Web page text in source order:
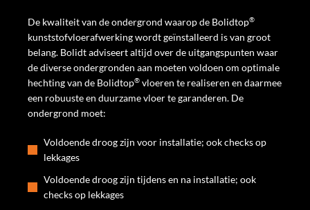
De kwaliteit van de ondergrond waarop de Bolidtop®
kunststofvloerafwerking wordt geïnstalleerd is van groot
belang. Bolidt adviseert altijd over de uitgangspunten waar
de diverse ondergronden aan moeten voldoen om optimale
hechting van de Bolidtop® vloeren te realiseren en daarmee
een robuuste en duurzame vloer te garanderen. De
ondergrond moet:
Voldoende droog zijn voor installatie; ook checks op
lekkages
Voldoende droog zijn tijdens en na installatie; ook
checks op lekkages